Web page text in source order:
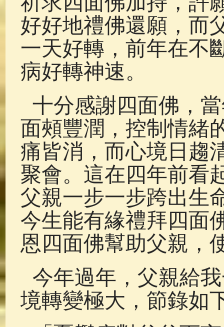
好好地禮佛還願，而
一天好轉，前年在不
病好轉神速。
十分感謝四面佛，
面頰豐潤，控制情緒
痛皆消，而心境日趨
聚會。這在四年前看
父親一步一步跨出生
今生能有緣禮拜四面
恩四面佛幫助父親，
今年過年，父親給
境轉變極大，節錄如